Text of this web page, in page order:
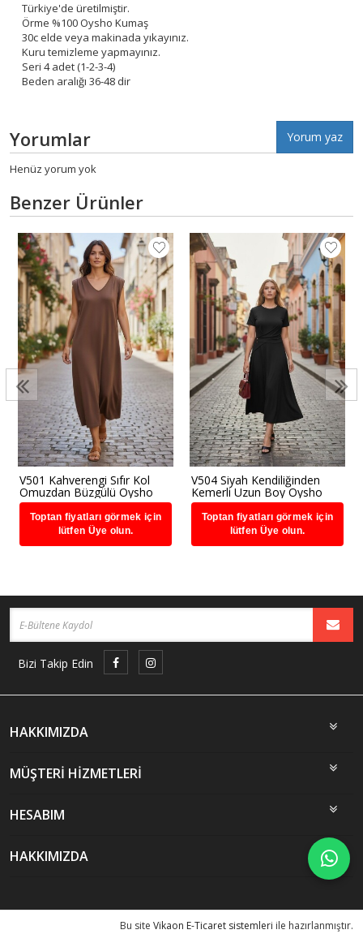
Türkiye'de üretilmiştir.
Örme %100 Oysho Kumaş
30c elde veya makinada yıkayınız.
Kuru temizleme yapmayınız.
Seri 4 adet (1-2-3-4)
Beden aralığı 36-48 dir
Yorumlar Yorum yaz
Henüz yorum yok
Benzer Ürünler
V501 Kahverengi Sıfır Kol
Omuzdan Büzgülü Oysho
Elbise
Toptan fiyatları görmek için
lütfen Üye olun.
V504 Siyah Kendiliğinden
Kemerli Uzun Boy Oysho
Elbise
Toptan fiyatları görmek için
lütfen Üye olun.
Bizi Takip Edin
HAKKIMIZDA
MÜŞTERİ HİZMETLERİ
HESABIM
HAKKIMIZDA
Bu site Vikaon E-Ticaret sistemleri ile hazırlanmıştır.